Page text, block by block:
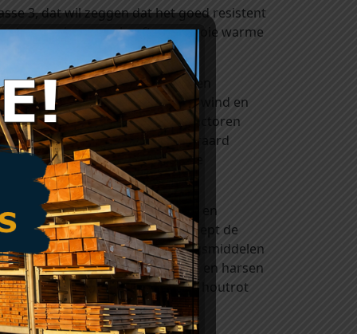
3, dat wil zeggen dat het goed resistent
en heeft een mooie warme
zoals zon en regen
De combinatie van regen, wind en
genoemd. Door deze twee factoren
krijgen zal deze vergrijzing uiteraard
grijs. Delen aan de binnenzijde
Kijk eens bij onze rubriek ‘verf en
naturel(kleurloos) oflariks(verdiept de
Het zijn houtverduurzamingsmiddelen
de invloeden van licht, weer en harsen
van hout door blauw- en houtrot
worden.